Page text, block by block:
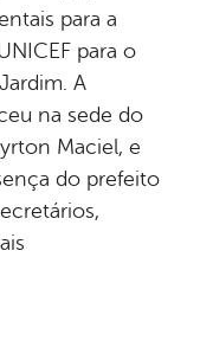
para a
para o
A
na sede do
Maciel, e
do prefeito